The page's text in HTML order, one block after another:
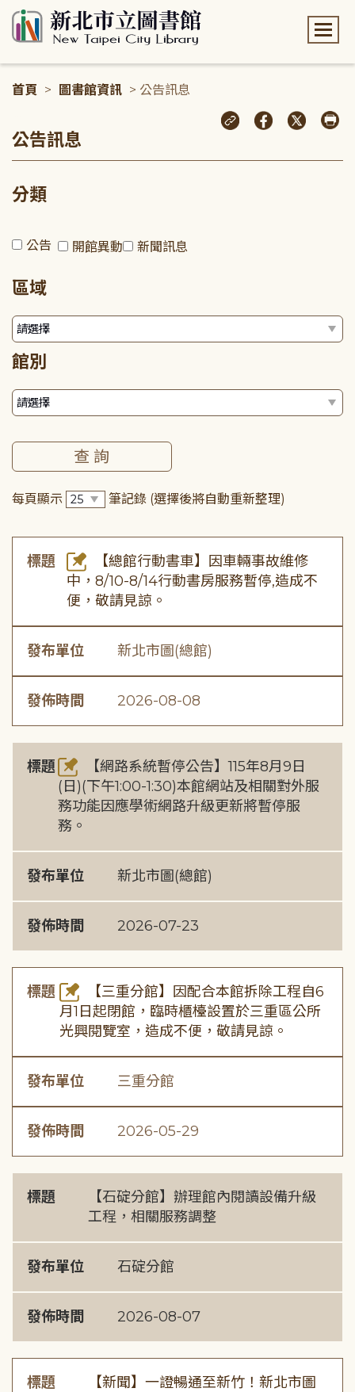
首頁 > 圖書館資訊 > 公告訊息
公告訊息
分類
公告 開館異動 新聞訊息
區域
館別
每頁顯示 筆記錄 (選擇後將自動重新整理)
標題
【總館行動書車】因車輛事故維修
中，8/10-8/14行動書房服務暫停,造成不
便，敬請見諒。
發布單位 新北市圖(總館)
發佈時間 2026-08-08
標題
【網路系統暫停公告】115年8月9日
(日)(下午1:00-1:30)本館網站及相關對外服
務功能因應學術網路升級更新將暫停服
務。
發布單位 新北市圖(總館)
發佈時間 2026-07-23
標題
【三重分館】因配合本館拆除工程自6
月1日起閉館，臨時櫃檯設置於三重區公所
光興閱覽室，造成不便，敬請見諒。
發布單位 三重分館
發佈時間 2026-05-29
標題
【石碇分館】辦理館內閱讀設備升級
工程，相關服務調整
發布單位 石碇分館
發佈時間 2026-08-07
標題
【新聞】一證暢通至新竹！新北市圖